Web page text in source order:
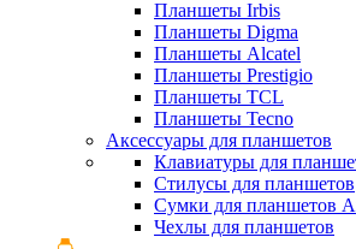
Планшеты Irbis
Планшеты Digma
Планшеты Alcatel
Планшеты Prestigio
Планшеты TCL
Планшеты Tecno
Аксессуары для планшетов
Клавиатуры для
Стилусы для планшетов
Сумки для планшетов
Чехлы для планшетов